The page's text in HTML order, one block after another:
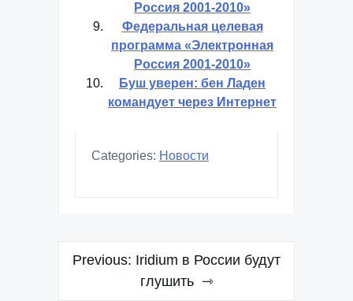
Россия 2001-2010»
Федеральная целевая
программа «Электронная
Россия 2001-2010»
Буш уверен: бен Ладен
командует через Интернет
Categories: Новости
Навигация
Previous: Iridium в России будут
глушить